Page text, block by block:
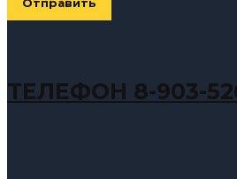
ТЕЛЕФОН 8-903-